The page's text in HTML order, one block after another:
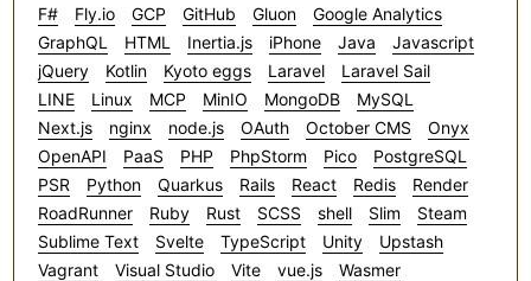
F#
Fly.io GCP GitHub Gluon
Google Analytics
GraphQL
HTML Inertia.js iPhone Java
Javascript
jQuery
Kotlin Kyoto eggs Laravel
Laravel Sail
LINE
Linux MCP MinIO MongoDB
MySQL
Next.js
nginx node.js OAuth October CMS
Onyx
OpenAPI
PaaS PHP PhpStorm Pico
PostgreSQL
PSR
Python Quarkus Rails React Redis
Render
RoadRunner
Ruby Rust SCSS shell Slim
Steam
Sublime Text
Svelte TypeScript Unity
Upstash
Vagrant
Visual Studio Vite vue.js
Wasmer